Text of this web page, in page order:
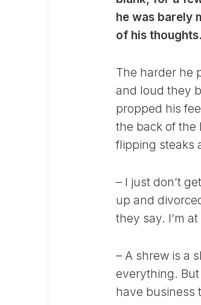
he was barely
of his thoughts.
The harder he
and loud they
propped his
the back of the
flipping steaks
– I just don’t
up and
they say. I’m
– A shrew is a
everything. But
have business